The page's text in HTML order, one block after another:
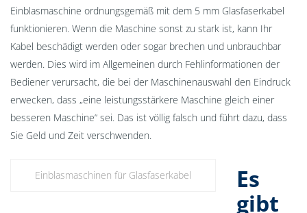
Einblasmaschine ordnungsgemäß mit dem 5 mm Glasfaserkabel
funktionieren. Wenn die Maschine sonst zu stark ist, kann Ihr
Kabel beschädigt werden oder sogar brechen und unbrauchbar
werden. Dies wird im Allgemeinen durch Fehlinformationen der
Bediener verursacht, die bei der Maschinenauswahl den Eindruck
erwecken, dass „eine leistungsstärkere Maschine gleich einer
besseren Maschine“ sei. Das ist völlig falsch und führt dazu, dass
Sie Geld und Zeit verschwenden.
Einblasmaschinen für Glasfaserkabel
Es
gibt